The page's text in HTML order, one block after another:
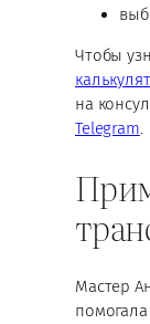
Чтобы
на
Telegram.
Мастер